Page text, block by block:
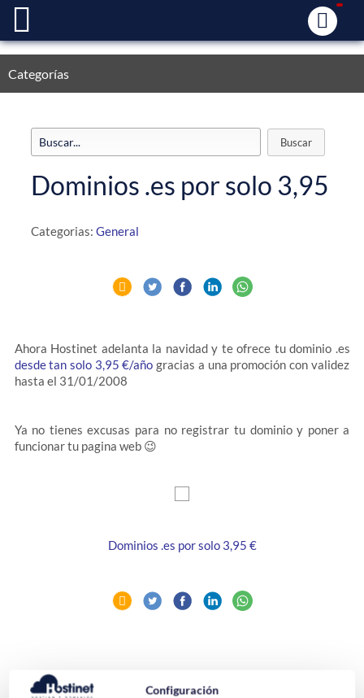
Categorías
Dominios .es por solo 3,95 
Categorias: General
Ahora Hostinet adelanta la navidad y te ofrece tu dominio .es
desde tan solo 3,95 €/año gracias a una promoción con validez
hasta el 31/01/2008
Ya no tienes excusas para no registrar tu dominio y poner a
funcionar tu pagina web 😉
Dominios .es por solo 3,95 €
Artículos relacionados:
Configuración